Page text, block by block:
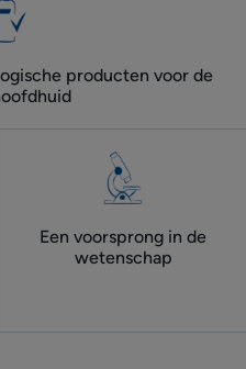
producten voor de
Een voorsprong in de
wetenschap